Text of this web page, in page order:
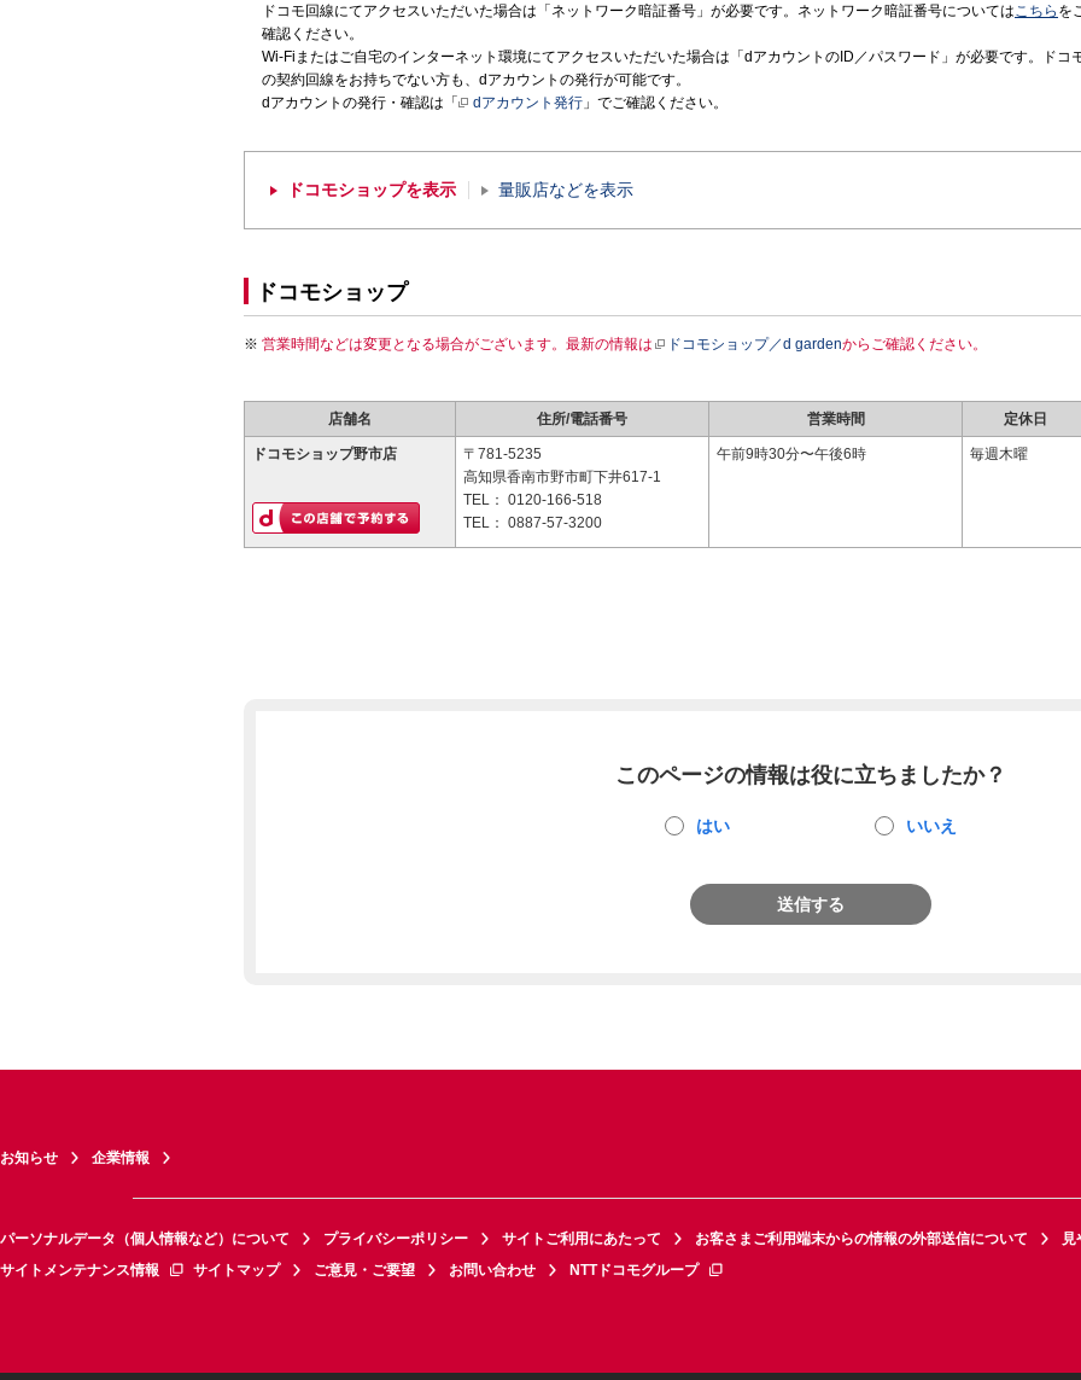
ドコモ回線にてアクセスいただいた場合は「ネットワーク暗証番号」が必要です。ネットワーク暗証番号についてはこちら を
確認ください。
Wi-Fiまたはご自宅のインターネット環境にてアクセスいただいた場合は「dアカウントのID／パスワード」が必要です。ドコ
の契約回線をお持ちでない方も、dアカウントの発行が可能です。
dアカウントの発行・確認は「
dアカウント発行 」でご確認ください。
ドコモショップを表示 量販店などを表示
ドコモショップ
営業時間などは変更となる場合がございます。最新の情報は ドコモショップ／d gardenからご確認ください。
店舗名 住所/電話番号 営業時間 定休日
ドコモショップ野市店
〒781-5235
高知県香南市野市町下井617-1
TEL： 0120-166-518
TEL： 0887-57-3200
午前9時30分〜午後6時 毎週木曜
このページの情報は役に立ちましたか？
はい いいえ
送信する
お知らせ 企業情報
パーソナルデータ（個人情報など）について プライバシーポリシー サイトご利用にあたって お客さまご利用端末からの情報の外部送信について
見
サイトメンテナンス情報
サイトマップ ご意見・ご要望 お問い合わせ NTTドコモグループ